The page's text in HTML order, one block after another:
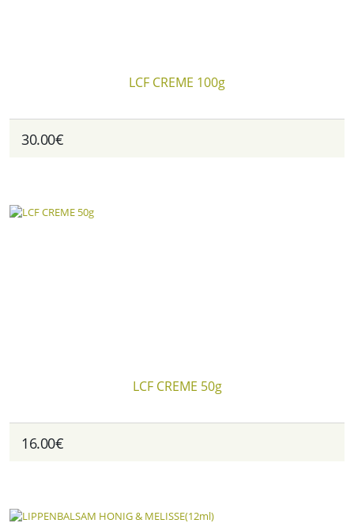
LCF CREME 100g
30.00€
LCF CREME 50g
16.00€